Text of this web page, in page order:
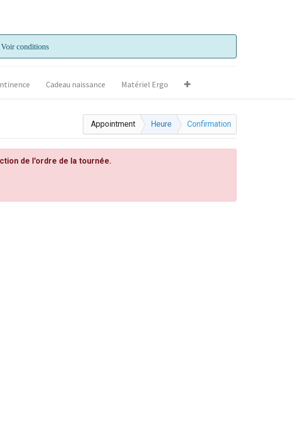
Voir conditions
Cadeau naissance Matériel Ergo
Appointment Heure Confirmation
de l'ordre de la tournée.